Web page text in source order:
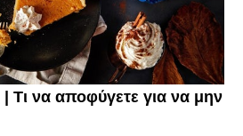
| Τι να αποφύγετε για να μην